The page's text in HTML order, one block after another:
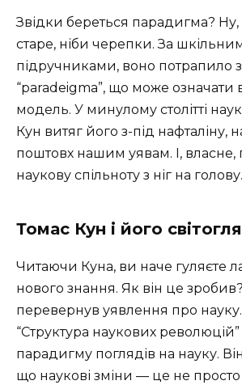
Звідки береться парадигма?
старе, ніби черепки. За
підручниками, воно потрапило з
“paradeigma”, що може означати
модель. У минулому столітті
Кун витяг його з-під
поштовх нашим уявам. І, власне,
наукову спільноту з ніг на голову.
Томас Кун і його
Читаючи Куна, ви наче гуляєте
нового знання. Як він це
перевернув уявлення про
“Структура наукових
парадигму поглядів на науку.
що наукові зміни — це не